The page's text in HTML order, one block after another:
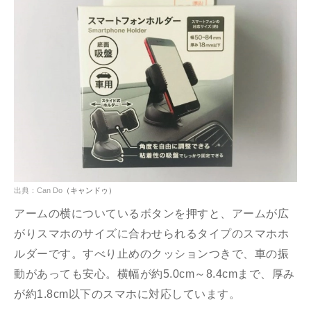
出典： Can Do （キャンドゥ）
アームの横についているボタンを押すと、アームが広
がりスマホのサイズに合わせられるタイプのスマホホ
ルダーです。すべり止めのクッションつきで、車の振
動があっても安心。横幅が約5.0cm～ 8.4cmまで、厚み
が約1.8cm 以下のスマホに対応しています。